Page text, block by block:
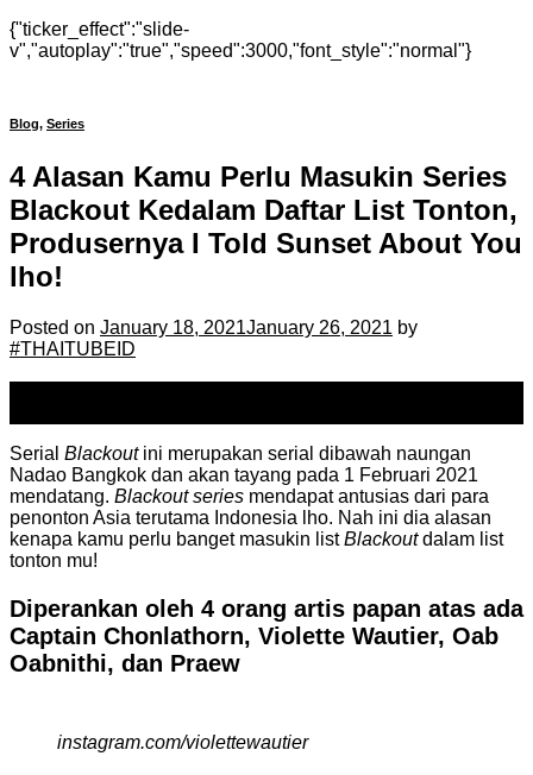
{"ticker_effect":"slide-
v","autoplay":"true","speed":3000,"font_style":"normal"}
Blog, Series
4 Alasan Kamu Perlu Masukin Series
Blackout Kedalam Daftar List Tonton,
Produsernya I Told Sunset About You
lho!
Posted on January 18, 2021January 26, 2021 by
#THAITUBEID
Serial Blackoutini merupakan serial dibawah naungan
Nadao Bangkok dan akan tayang pada 1 Februari 2021
mendatang. Blackout series mendapat antusias dari para
penonton Asia terutama Indonesia lho. Nah ini dia alasan
kenapa kamu perlu banget masukin listBlackoutdalam list
tonton mu!
Diperankan oleh 4 orang artis papan atas ada
Captain Chonlathorn, Violette Wautier, Oab
Oabnithi, dan Praew
instagram.com/violettewautier